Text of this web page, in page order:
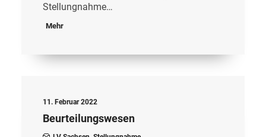
Stellungnahme…
Mehr
11. Februar 2022
Beurteilungswesen